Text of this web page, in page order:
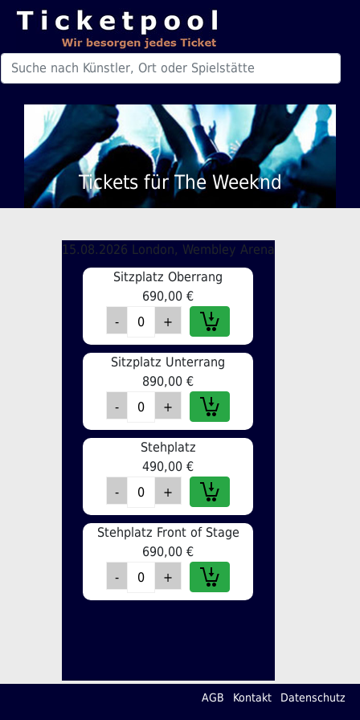
Tickets für The Weeknd
15.08.2026 London, Wembley Arena
Sitzplatz Oberrang
690,00 €
Sitzplatz Unterrang
890,00 €
Stehplatz
490,00 €
Stehplatz Front of Stage
690,00 €
AGB Kontakt Datenschutz